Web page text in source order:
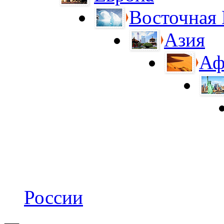
Восточная
Азия
России